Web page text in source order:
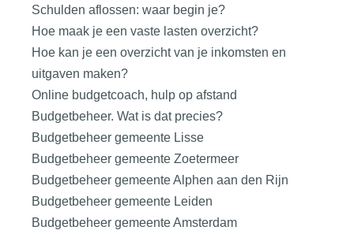
Schulden aflossen: waar begin je?
Hoe maak je een vaste lasten overzicht?
Hoe kan je een overzicht van je inkomsten en
uitgaven maken?
Online budgetcoach, hulp op afstand
Budgetbeheer. Wat is dat precies?
Budgetbeheer gemeente Lisse
Budgetbeheer gemeente Zoetermeer
Budgetbeheer gemeente Alphen aan den Rijn
Budgetbeheer gemeente Leiden
Budgetbeheer gemeente Amsterdam